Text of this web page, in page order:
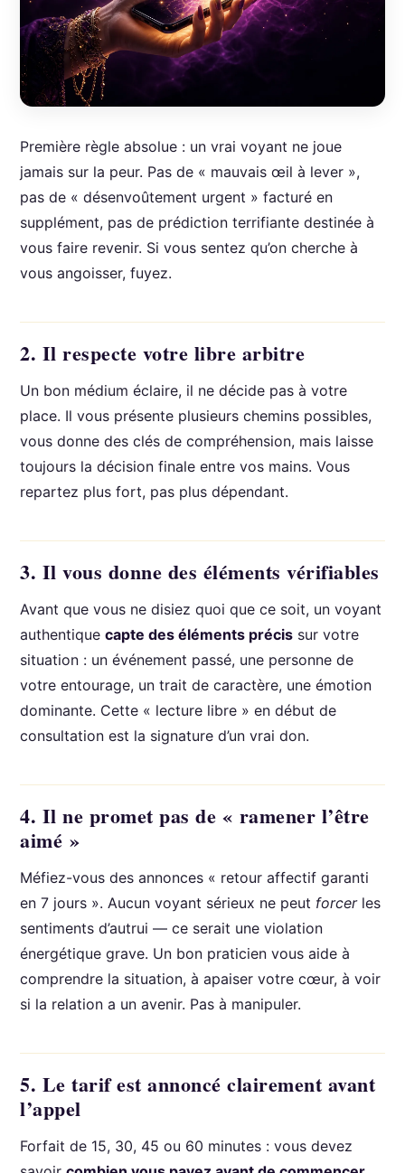
Première règle absolue : un vrai voyant ne joue
jamais sur la peur. Pas de « mauvais œil à lever »,
pas de « désenvoûtement urgent » facturé en
supplément, pas de prédiction terrifiante destinée à
vous faire revenir. Si vous sentez qu’on cherche à
vous angoisser, fuyez.
2. Il respecte votre libre arbitre
Un bon médium éclaire, il ne décide pas à votre
place. Il vous présente plusieurs chemins possibles,
vous donne des clés de compréhension, mais laisse
toujours la décision finale entre vos mains. Vous
repartez plus fort, pas plus dépendant.
3. Il vous donne des éléments vérifiables
Avant que vous ne disiez quoi que ce soit, un voyant
authentique capte des éléments précis sur votre
situation : un événement passé, une personne de
votre entourage, un trait de caractère, une émotion
dominante. Cette « lecture libre » en début de
consultation est la signature d’un vrai don.
4. Il ne promet pas de « ramener l’être
aimé »
Méfiez-vous des annonces « retour affectif garanti
en 7 jours ». Aucun voyant sérieux ne peut forcerles
sentiments d’autrui — ce serait une violation
énergétique grave. Un bon praticien vous aide à
comprendre la situation, à apaiser votre cœur, à voir
si la relation a un avenir. Pas à manipuler.
5. Le tarif est annoncé clairement avant
l’appel
Forfait de 15, 30, 45 ou 60 minutes : vous devez